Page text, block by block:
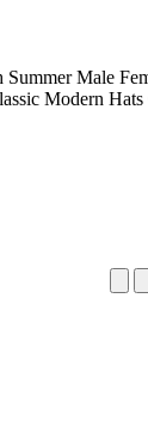
Summer Male
Modern